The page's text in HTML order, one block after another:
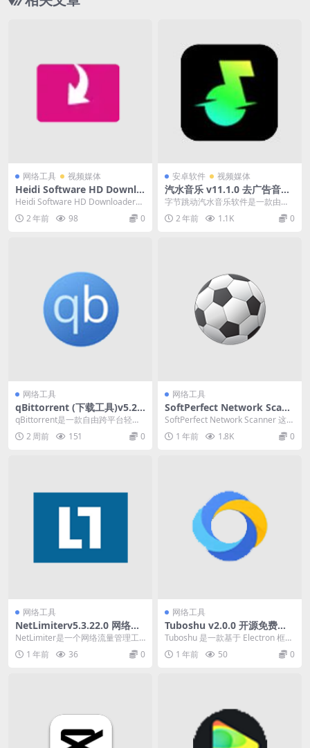
网络工具 视频媒体
Heidi Software HD Downlo
ader （网页视频下载软件）v
Heidi Software HD Downloader
是一款网页视频下载软件...
2 年前 98 0
安卓软件 视频媒体
汽水音乐 v11.1.0 去广告音乐
播放器
字节跳动汽水音乐软件是一款由字
节跳动出品的音乐播放器软件，ap
p可以同步抖音，内...
2 年前 1.1K 0
网络工具
qBittorrent (下载工具)v5.2.
3.10 中文便携版
qBittorrent是一款自由跨平台轻量
级BitTorrent客户端，可运行于...
2 周前 151 0
网络工具
SoftPerfect Network Scann
er (网络扫描工具) v8.2.4 中文
SoftPerfect Network Scanner 这是
一款快速、高度可配置...
1 年前 1.8K 0
网络工具
NetLimiterv5.3.22.0 网络流
量管理工具中文直装版
NetLimiter是一个网络流量管理工
具，它可以帮助用户控制和监控系
统中的网络...
1 年前 36 0
网络工具
Tuboshu v2.0.0 开源免费桌
面应用转换工具
Tuboshu 是一款基于 Electron 框架
开发的开源免费桌面应用转换工
具...1 年前 50 0